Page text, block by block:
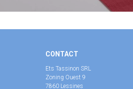
CONTACT
Ets Tassinon SRL
Zoning Ouest 9
7860 Lessines